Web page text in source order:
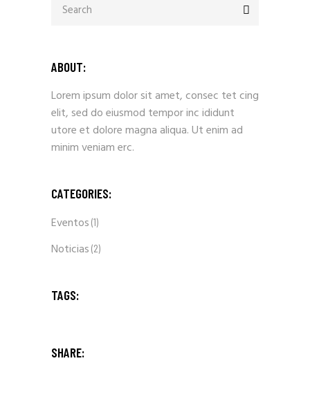
ABOUT:
Lorem ipsum dolor sit amet, consec tet cing
elit, sed do eiusmod tempor inc ididunt
utore et dolore magna aliqua. Ut enim ad
minim veniam erc.
CATEGORIES:
Eventos (1)
Noticias (2)
TAGS:
SHARE: